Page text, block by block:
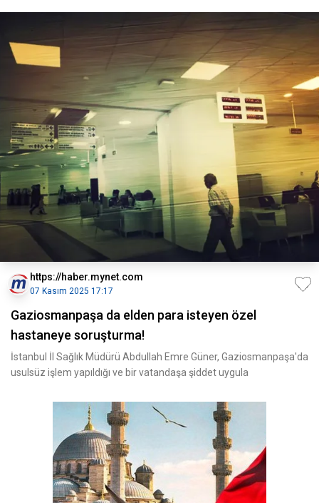
https://haber.mynet.com
07 Kasım 2025 17:17
Gaziosmanpaşa da elden para isteyen özel
hastaneye soruşturma!
İstanbul İl Sağlık Müdürü Abdullah Emre Güner, Gaziosmanpaşa'da
usulsüz işlem yapıldığı ve bir vatandaşa şiddet uygula